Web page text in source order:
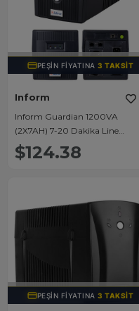
TÜKENDI
PEŞIN FIYATINA3 TAKSIT
Inform
Inform Guardian 1200VA
(2X7AH) 7-20 Dakika Line
Interactive UPS - Kesintisiz Güç
Kaynağı
$124.38
TÜKENDI
PEŞIN FIYATINA3 TAKSIT